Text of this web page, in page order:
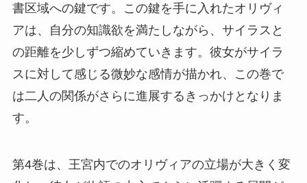
書区域への鍵です。この鍵を手に入れたオリヴィ
アは、自分の知識欲を満たしながら、サイラスと
の距離を少しずつ縮めていきます。彼女がサイラ
スに対して感じる微妙な感情が描かれ、この巻で
は二人の関係がさらに進展するきっかけとなりま
す。
第4巻は、王宮内でのオリヴィアの立場が大きく変